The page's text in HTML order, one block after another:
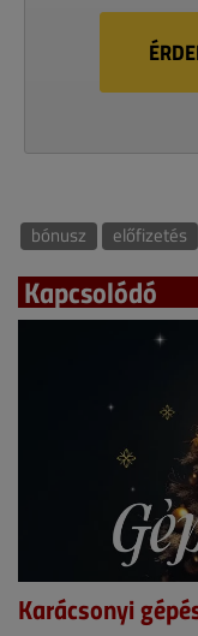
bónusz előfizetés
Kapcsolódó
Karácsonyi